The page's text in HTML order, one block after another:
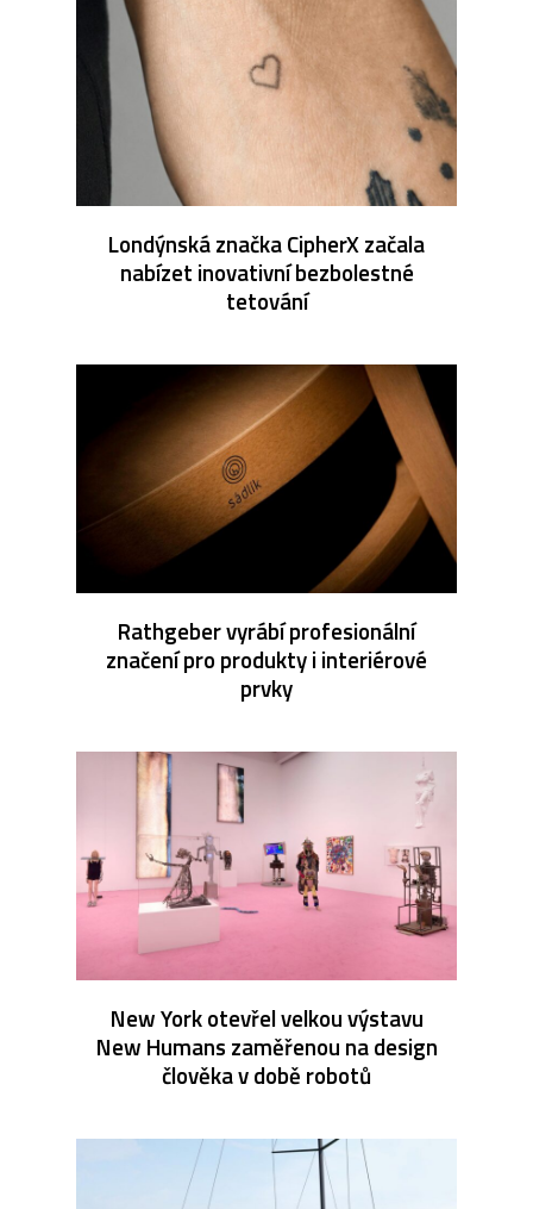
Londýnská značka CipherX začala
nabízet inovativní bezbolestné
tetování
Rathgeber vyrábí profesionální
značení pro produkty i interiérové
prvky
New York otevřel velkou výstavu
New Humans zaměřenou na design
člověka v době robotů